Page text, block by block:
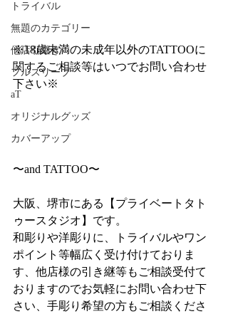
トライバル
無題のカテゴリー
他店引継ぎ
フルスリーブ
aT
オリジナルグッズ
カバーアップ
※18歳未満の未成年以外のTATTOOに
関するご相談等はいつでお問い合わせ
下さい※
〜and TATTOO〜
大阪、堺市にある【プライベートタト
ゥースタジオ】です。
和彫りや洋彫りに、トライバルやワン
ポイント等幅広く受け付けておりま
す、他店様の引き継等もご相談受付て
おりますのでお気軽にお問い合わせ下
さい、手彫り希望の方もご相談くださ